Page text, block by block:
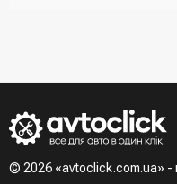
наберет менеджер для
Третий вариант -
при разговоре с
Четвертый вариант -
- LiqPay при оформлении
© 2026 «avtoclick.com.ua» -